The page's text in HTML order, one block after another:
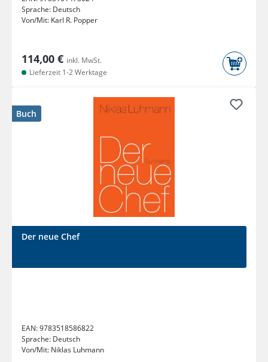
Sprache: Deutsch
Von/Mit: Karl R. Popper
114,00 € inkl. MwSt.
Lieferzeit 1-2 Werktage
Buch
Der neue Chef
EAN:9783518586822
Sprache: Deutsch
Von/Mit: Niklas Luhmann